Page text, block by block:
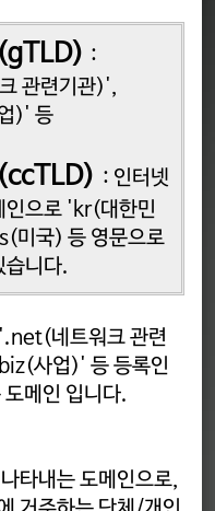
) :
관련기관)',
)' 등
: 인터넷
인으로 'kr(대한민
국) 등 영문으로
습니다.
네트워크 관련
사업)' 등 등록인
메인 입니다.
타내는 도메인으로,